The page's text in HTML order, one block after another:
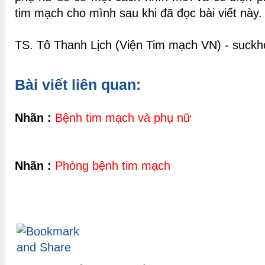
tim mạch cho mình sau khi đã đọc bài viết này.
TS. Tô Thanh Lịch (Viện Tim mạch VN) -
Bài viết liên quan:
Nhãn : Bệnh tim mạch và phụ nữ
Nhãn : Phòng bệnh tim mạch